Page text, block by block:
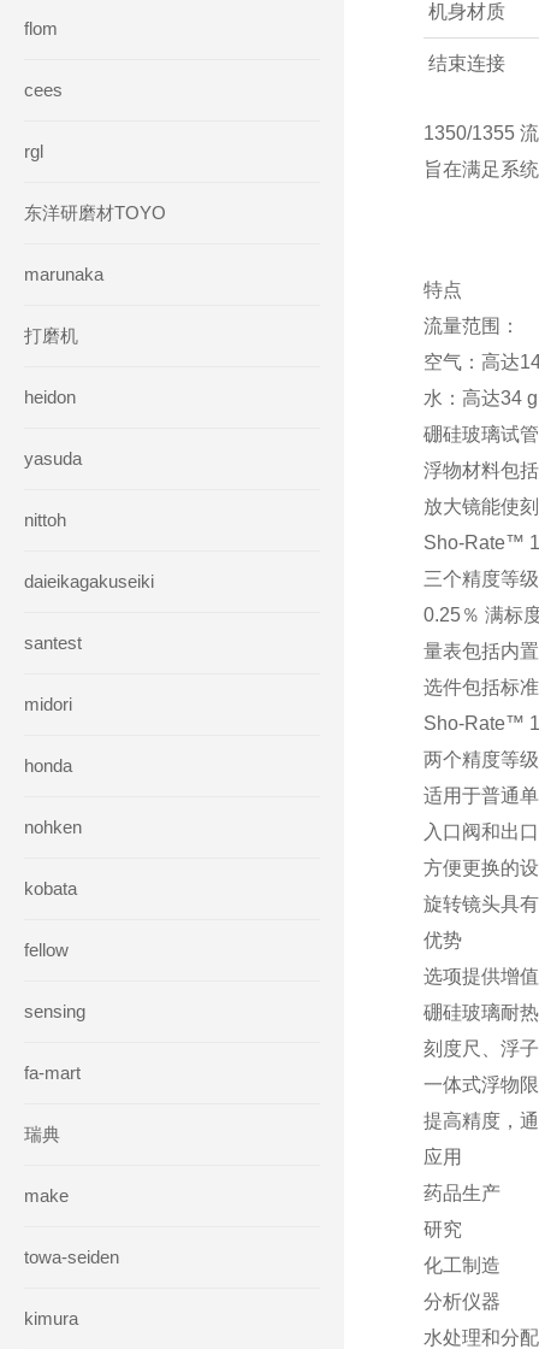
flom
cees
rgl
东洋研磨材TOYO
marunaka
打磨机
heidon
yasuda
nittoh
daieikagakuseiki
santest
midori
honda
nohken
kobata
fellow
sensing
fa-mart
瑞典
make
towa-seiden
kimura
机身材质
结束连接
工作温度
1350/1355
旨在满足系
特点
流量范围：
空气：高达
水：高达34
硼硅玻璃试
浮物材料包
放大镜能使
Sho-Rate™
三个精度等
0.25％ 满标
量表包括内
选件包括标
Sho-Rate™
两个精度等
适用于普通
入口阀和出
方便更换的
旋转镜头具
优势
选项提供增
硼硅玻璃耐
刻度尺、浮
一体式浮物
提高精度，
应用
药品生产
研究
化工制造
分析仪器
水处理和分